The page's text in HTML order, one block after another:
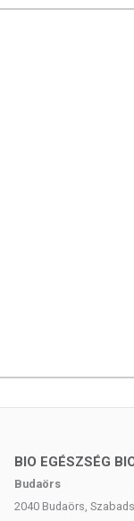
BIO EGÉSZSÉG
Budaörs
2040 Budaörs,